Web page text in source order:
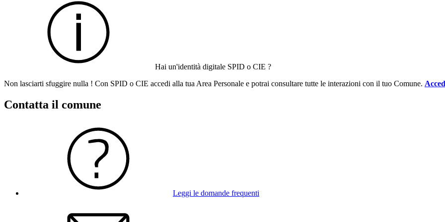
Hai un'identità digitale SPID o CIE ?
Non lasciarti sfuggire nulla ! Con SPID o CIE accedi alla tua Area Personale e potrai consultare tutte le interazioni con il tuo Comune.
Contatta il comune
Leggi le domande frequenti